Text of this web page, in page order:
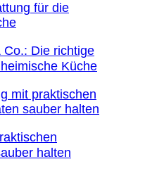
Co.: Die richtige
Küche
halten